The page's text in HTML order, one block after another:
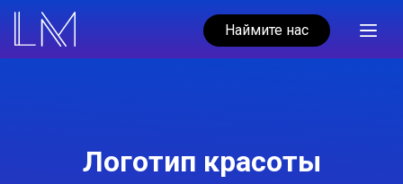
Наймите нас
Логотип красоты